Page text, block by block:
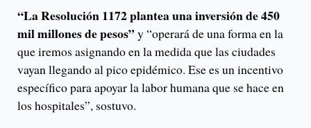
“La Resolución 1172 plantea una inversión de 450
mil millones de pesos”y “operará de una forma en la
que iremos asignando en la medida que las ciudades
vayan llegando al pico epidémico. Ese es un incentivo
específico para apoyar la labor humana que se hace en
los hospitales”, sostuvo.